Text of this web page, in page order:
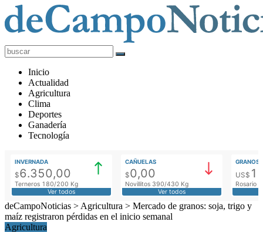
deCampoNoticias
Actualidad
Agropecuaria
Inicio
Actualidad
Agricultura
Clima
Deportes
Ganadería
Tecnología
INVERNADA
$6.350,00
Terneros 180/200 Kg
Ver todos
CAÑUELAS
$0,00
Novillitos 390/430 Kg
Ver todos
GRANOS
US$
Rosario
deCampoNoticias > Agricultura > Mercado de granos: soja, trigo y
maíz registraron pérdidas en el inicio semanal
Agricultura